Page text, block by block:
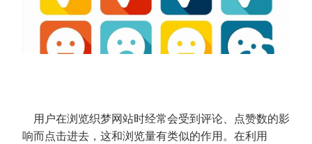
用户在浏览织梦网站时经常会受到评论、点赞数的影
响而点击进去，这和浏览量有类似的作用。在利用